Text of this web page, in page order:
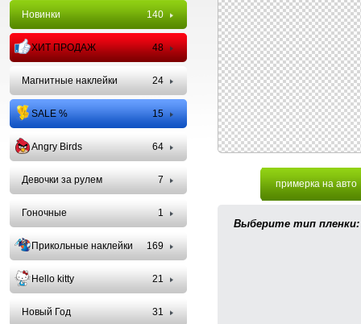
примерка на авто
Выберите тип пленки:
Новинки 140
ХИТ ПРОДАЖ 48
Магнитные наклейки 24
SALE % 15
Angry Birds 64
Девочки за рулем 7
Гоночные 1
Прикольные наклейки 169
Hello kitty 21
Новый Год 31